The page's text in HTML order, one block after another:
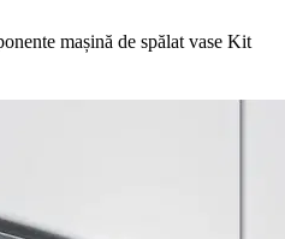
mașină de spălat vase Kit